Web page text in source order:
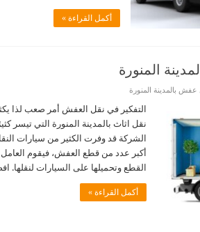
أكمل القراءة »
المنورة
بالمدينة المنورة
التفكير في نقل العفش أمر صعب لذا
نقل اثاث بالمدينة المنورة التي تيسر
الشركة قد وفرت الكثير من سيارات
أكبر عدد من قطع العفش، فيقوم
القطع وتحميلها على السيارات لنقلها.
أكمل القراءة »